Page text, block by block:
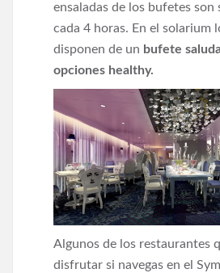
ensaladas de los bufetes son
cada 4 horas. En el solarium
disponen de un bufete
opciones healthy.
Algunos de los restaurantes
disfrutar si navegas en el